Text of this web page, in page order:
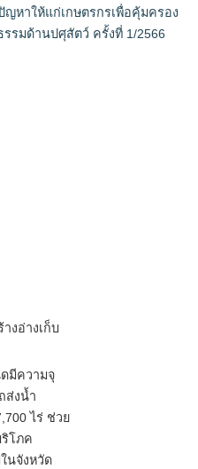
ญหาให้แก่เกษตรกรเพื่อคุ้มครอง
รรมด้านปศุสัตว์ ครั้งที่ 1/2566
งอ่างเก็บ
มีความจุ
ส่งน้ำ
ไร่ ช่วย
โภค
นจังหวัด